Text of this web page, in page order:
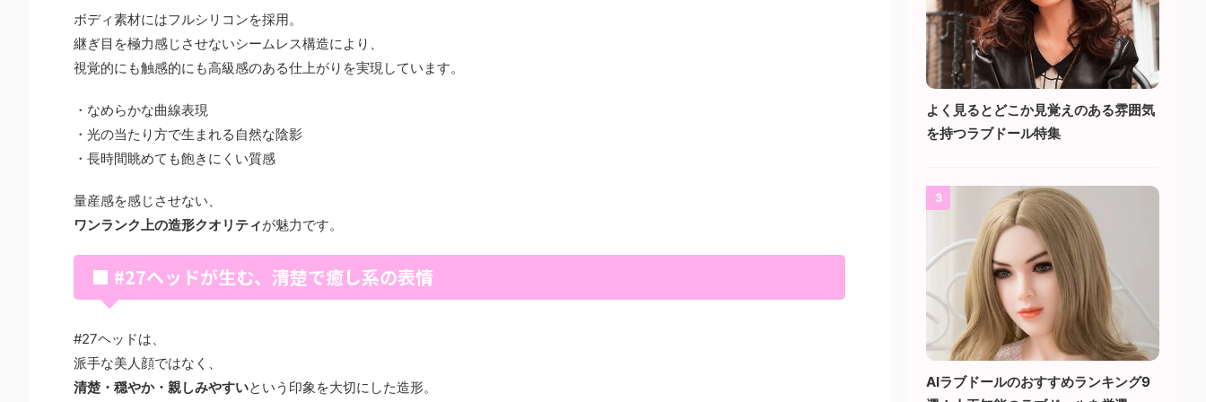
ボディ素材にはフルシリコンを採用。
継ぎ目を極力感じさせないシームレス構造により、
視覚的にも触感的にも高級感のある仕上がりを実現しています。
・なめらかな曲線表現
・光の当たり方で生まれる自然な陰影
・長時間眺めても飽きにくい質感
量産感を感じさせない、
ワンランク上の造形クオリティが魅力です。
■ #27ヘッドが生む、清楚で癒し系の表情
#27ヘッドは、
派手な美人顔ではなく、
清楚・穏やか・親しみやすいという印象を大切にした造形。
よく見るとどこか見覚えのある雰囲気
を持つラブドール特集
3
AIラブドールのおすすめランキング9